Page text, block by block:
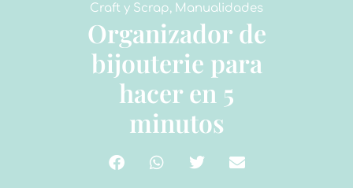
Craft y Scrap, Manualidades
Organizador de
bijouterie para
hacer en 5
minutos